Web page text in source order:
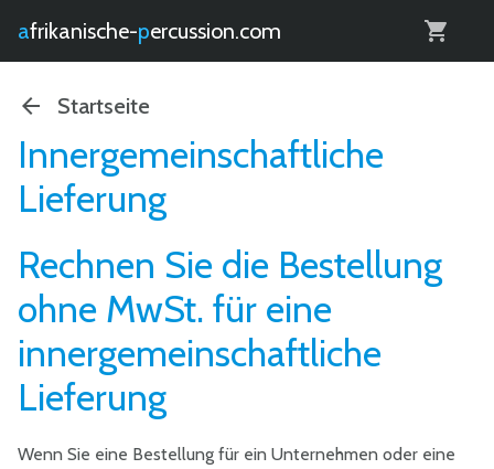
afrikanische- percussion.com
Startseite
Innergemeinschaftliche
Lieferung
Rechnen Sie die Bestellung
ohne MwSt. für eine
innergemeinschaftliche
Lieferung
Wenn Sie eine Bestellung für ein Unternehmen oder eine